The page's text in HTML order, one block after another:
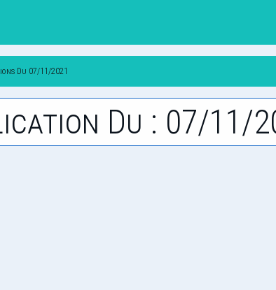
Du 07/11/2021
Du : 07/11/